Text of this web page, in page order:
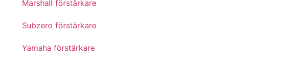
Marshall förstärkare
Subzero förstärkare
Yamaha förstärkare